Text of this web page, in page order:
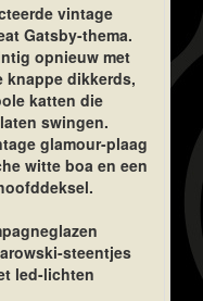
vintage
Gatsby-thema.
opnieuw met
knappe dikkerds,
katten die
swingen.
glamour-plaag
witte boa en een
steentjes
led-lichten